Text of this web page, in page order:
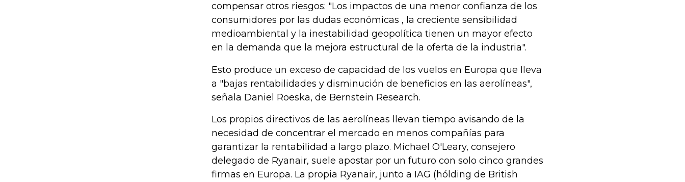
compensar otros riesgos: "Los impactos de una menor confianza de los
consumidores por las dudas económicas , la creciente sensibilidad
medioambiental y la inestabilidad geopolítica tienen un mayor efecto
en la demanda que la mejora estructural de la oferta de la industria".
Esto produce un exceso de capacidad de los vuelos en Europa que lleva
a "bajas rentabilidades y disminución de beneficios en las aerolíneas",
señala Daniel Roeska, de Bernstein Research.
Los propios directivos de las aerolíneas llevan tiempo avisando de la
necesidad de concentrar el mercado en menos compañías para
garantizar la rentabilidad a largo plazo. Michael O'Leary, consejero
delegado de Ryanair, suele apostar por un futuro con solo cinco grandes
firmas en Europa. La propia Ryanair, junto a IAG (hólding de British